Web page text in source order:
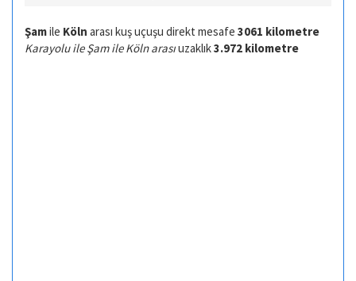
Şamile Köln arası kuş uçuşu direkt mesafe 3061 kilometre
Karayolu ile Şam ile Köln arasıuzaklık3.972 kilometre